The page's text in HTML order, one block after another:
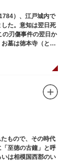
）、江戸城内で
た。意知は翌日死
の刃傷事件の翌日か
墓は徳本寺（とく
もので、その時代
至徳の古鐘」と呼
は相模国西郡のい